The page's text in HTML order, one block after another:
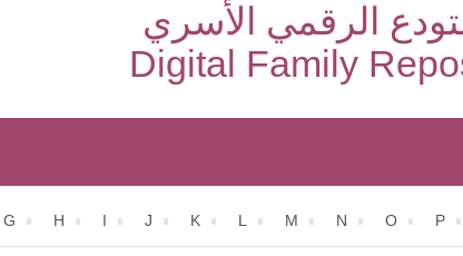
الرقمي الأسري
Digital Family
G H J K L M N O P